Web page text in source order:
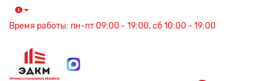
Время работы: пн-пт 09:00 - 19:00, сб 10:00 - 19:00